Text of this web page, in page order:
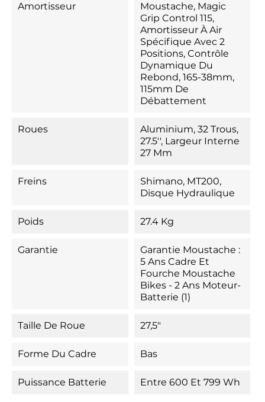
Amortisseur
Moustache, Magic
Grip Control 115,
Amortisseur À Air
Spécifique Avec 2
Positions, Contrôle
Dynamique Du
Rebond, 165-38mm,
115mm De
Débattement
Roues
Aluminium, 32 Trous,
27.5'', Largeur Interne
27 Mm
Freins
Shimano, MT200,
Disque Hydraulique
Poids 27.4 Kg
Garantie
Garantie Moustache :
5 Ans Cadre Et
Fourche Moustache
Bikes - 2 Ans Moteur-
Batterie (1)
Taille De Roue 27,5"
Forme Du Cadre Bas
Puissance Batterie Entre 600 Et 799 Wh